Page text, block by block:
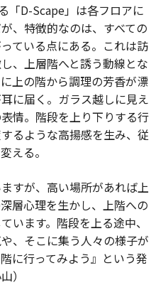
「D-Scape」は各フロアに
、特徴的なのは、すべての
ている点にある。これは訪
、上層階へと誘う動線とな
上の階から調理の芳香が漂
に届く。ガラス越しに見え
情。階段を上り下りする行
るような高揚感を生み、従
える。
すが、高い場所があれば上
層心理を生かし、上階への
います。階段を上る途中、
、そこに集う人々の様子が
に行ってみよう』という発
）